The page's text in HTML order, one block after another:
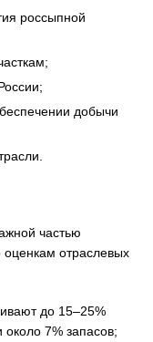
россыпной
добычи
частью
отраслевых
до 15–25%
7% запасов;